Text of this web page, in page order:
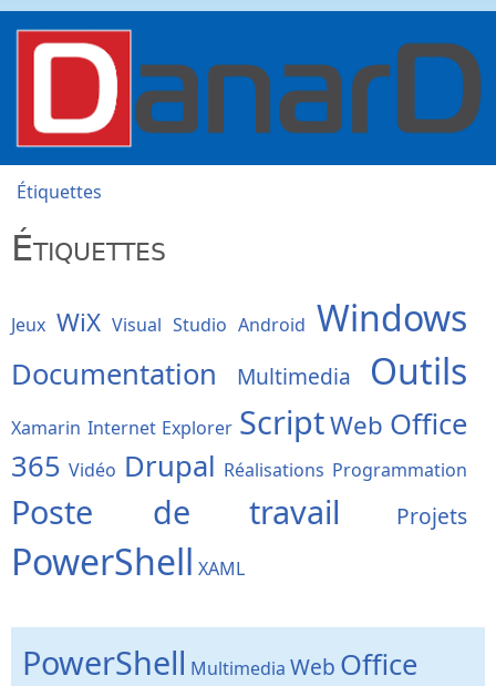
danard.net
Vous êtes ici
Étiquettes
Étiquettes
Jeux WiX Visual Studio Android Windows
Documentation Multimedia Outils
Xamarin Internet Explorer ScriptWeb Office
365 Vidéo Drupal Réalisations Programmation
Poste de travail Projets
PowerShell XAML
PowerShell Multimedia Web Office